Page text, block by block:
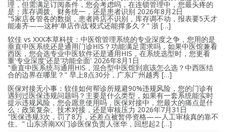
理，但需满足订阅条件，您会考虑吗，在连锁管理中，您最头疼的
是：库存调拨、财务统一，还是患者识别 2026年8月2日
"5家店各管各的数据，患者跨店不识别，库存调不动，报表要5天才
能凑齐——这种'单店作战'模式还能撑多久？" 浙 […]
软佳 vs XXX本草科技：中医馆管理系统的专业深度之争，您用的是
垂直中医系统还是通用门诊HIS？功能满足需求吗，如果中医馆兼看
西医，您会选专业中医软件还是通用HIS，在系统选型时，您更看
重'专业深度'还是'功能全面' 2026年8月1日
"垂直中医系统与通用HIS，混合型中医馆到底该怎么选？中西医结
合的边界在哪里？" 早上8点30分，广东广州越秀 […]
医保对接无小事：软佳如何帮诊所规避90%违规风险，您的门诊有
遇到过医保违规问题吗？主要是什么类型，如果有一套系统能实时
提示违规风险，您会愿意使用吗，医保对接中，您最大的痛点是什
么：政策复杂、技术对接，还是审核压力 2026年7月31日
"医保违规3次，罚了8万，还差点被暂停资格——人工审核真的靠不
住。" 山东济南XX门诊医保负责人张华，回想起2 […]